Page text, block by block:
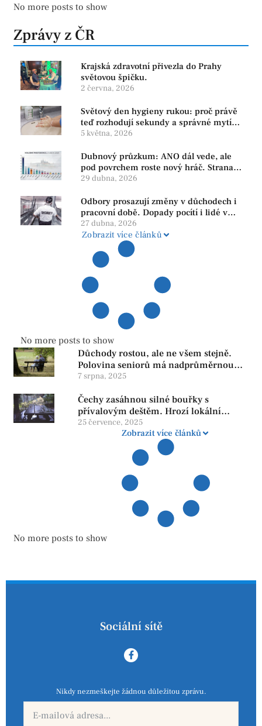
No more posts to show
Zprávy z ČR
Krajská zdravotní přivezla do Prahy
světovou špičku.
2 června, 2026
Světový den hygieny rukou: proč právě
teď rozhodují sekundy a správné mytí
rukou
5 května, 2026
Dubnový průzkum: ANO dál vede, ale
pod povrchem roste nový hráč. Strana
PRO se drží nejvýš mezi menšími
29 dubna, 2026
Odbory prosazují změny v důchodech i
pracovní době. Dopady pocítí i lidé v
našem regionu
27 dubna, 2026
Zobrazit více článků
No more posts to show
Důchody rostou, ale ne všem stejně.
Polovina seniorů má nadprůměrnou
penzi, tisíce však žijí pod hranicí
reformy
7 srpna, 2025
Čechy zasáhnou silné bouřky s
přívalovým deštěm. Hrozí lokální
zatopení
25 července, 2025
Zobrazit více článků
No more posts to show
Sociální sítě
Nikdy nezmeškejte žádnou důležitou zprávu.